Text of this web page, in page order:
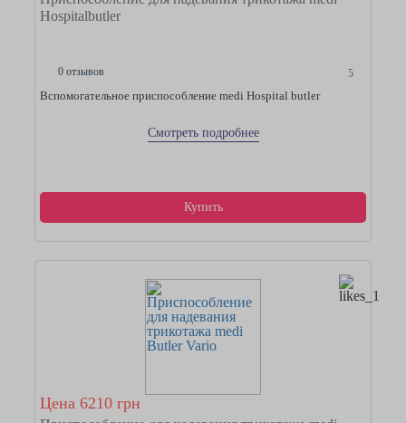
Hospitalbutler
0 отзывов 5
Вспомогательное приспособление medi Hospital butler
Смотреть подробнее
Купить
Цена 6210 грн